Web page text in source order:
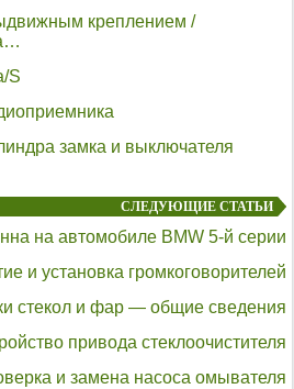
креплением /
S
замка и выключателя
СЛЕДУЮЩИЕ СТАТЬИ
на автомобиле BMW 5-й серии
и установка громкоговорителей
стекол и фар — общие сведения
привода стеклоочистителя
и замена насоса омывателя